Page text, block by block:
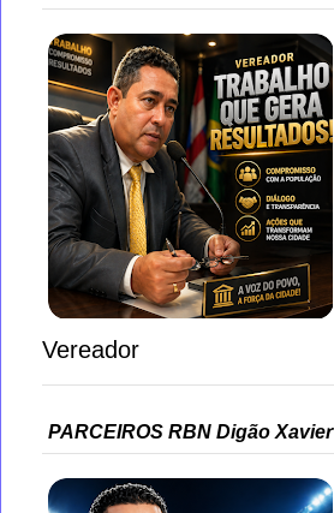
Vereador
PARCEIROS RBN Digão Xavier